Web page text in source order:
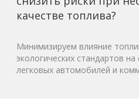
качестве топлива?
Минимизируем влияние
экологических стандартов
легковых автомобилей и